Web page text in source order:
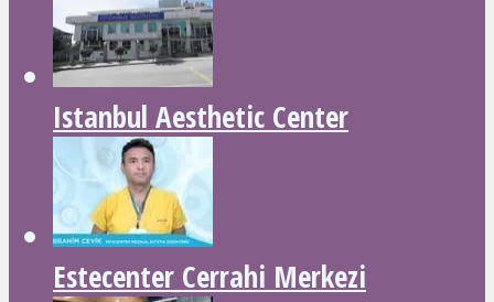
Istanbul Aesthetic Center
Estecenter Cerrahi Merkezi